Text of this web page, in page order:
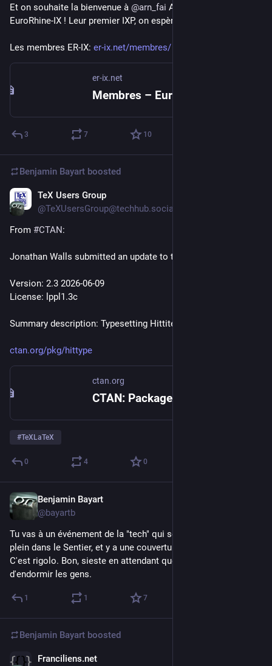
Et on souhaite la bienvenue à @arn_fai AS60630 chez
EuroRhine-IX ! Leur premier IXP, on espère, d'une longue liste !
Les membres ER-IX: er-ix.net/membres/
er-ix.net
Membres – EuroRhine-IX
3 7 10
Benjamin Bayart boosted
TeX Users Group
@TeXUsersGroup@techhub.social
From #CTAN:
Jonathan Walls submitted an update to the hittype package.
Version: 2.3 2026-06-09
License: lppl1.3c
Summary description: Typesetting Hittite cuneiform
ctan.org/pkg/hittype
ctan.org
CTAN: Package HitType
#TeXLaTeX
0 4 0
Benjamin Bayart
@bayartb
Tu vas à un événement de la "tech" qui se prend au sérieux, en
plein dans le Sentier, et y a une couverture réseau en edge.
C'est rigolo. Bon, sieste en attendant que ce soit mon tour
d'endormir les gens.
1 1 7
Benjamin Bayart boosted
Franciliens.net